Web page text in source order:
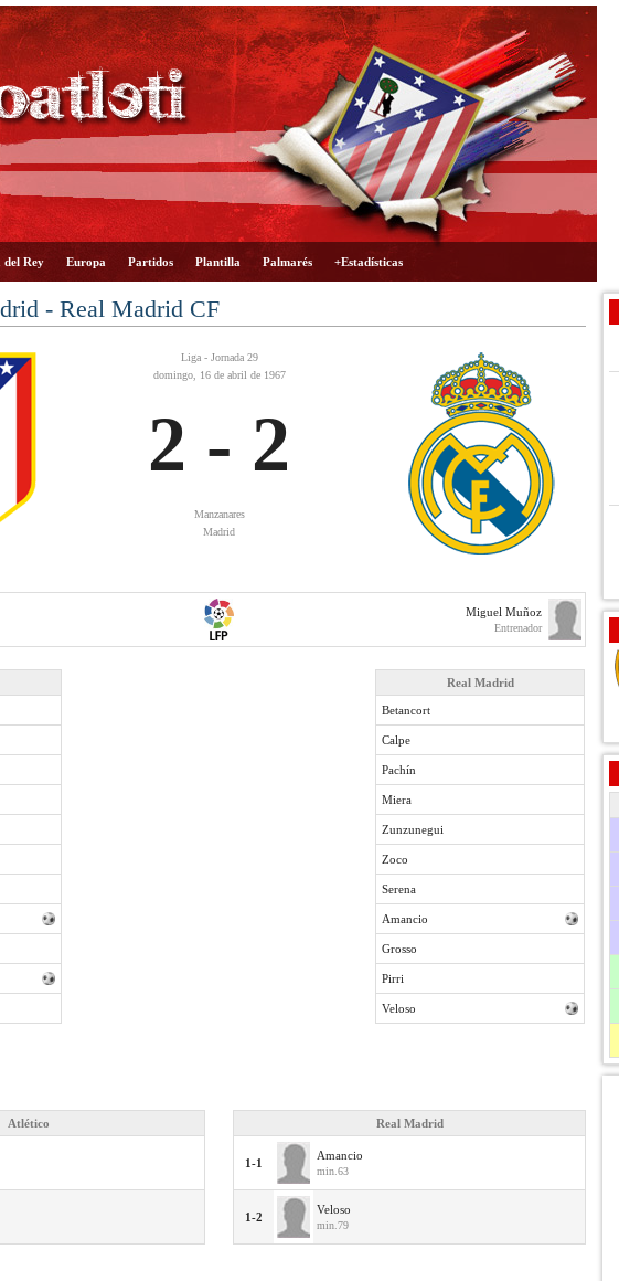
del Rey Europa Partidos Plantilla Palmarés +Estadísticas
- Real Madrid CF
Liga - Jornada 29
domingo, 16 de abril de 1967
2 - 2
Manzanares
Madrid
Miguel Muñoz
Entrenador
Real Madrid
Betancort
Calpe
Pachín
Miera
Zunzunegui
Zoco
Serena
Amancio
Grosso
Pirri
Veloso
Atlético Real Madrid
1-1
Amancio
min.63
1-2
Veloso
min.79